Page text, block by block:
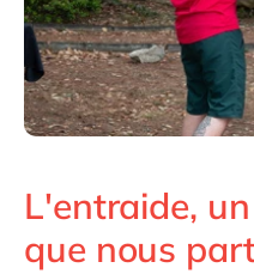
L'entraide,
que nous